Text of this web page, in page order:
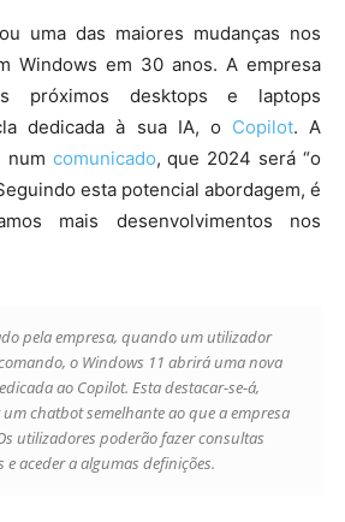
uma das maiores mudanças nos
Windows em 30 anos. A empresa
próximos desktops e laptops
dedicada à sua IA, o Copilot. A
num comunicado, que 2024 será “o
esta potencial abordagem, é
mais desenvolvimentos nos
pela empresa, quando um utilizador
o Windows 11 abrirá uma nova
ao Copilot. Esta destacar-se-á,
chatbot semelhante ao que a empresa
utilizadores poderão fazer consultas
e aceder a algumas definições.